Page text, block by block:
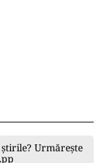
Urmărește